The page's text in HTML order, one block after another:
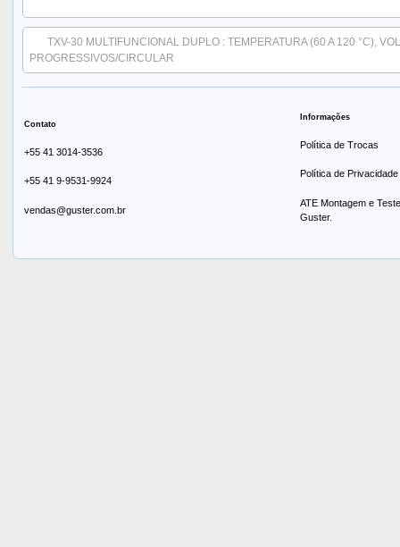
TXV-30 MULTIFUNCIONAL DUPLO : TEMPERATURA (60 A 120 °C),
PROGRESSIVOS/CIRCULAR
Contato
+55 41 3014-3536
+55 41 9-9531-9924
vendas@guster.com.br
Informações
Política de Trocas
Política de Privacidade
ATE Montagem e
Guster.